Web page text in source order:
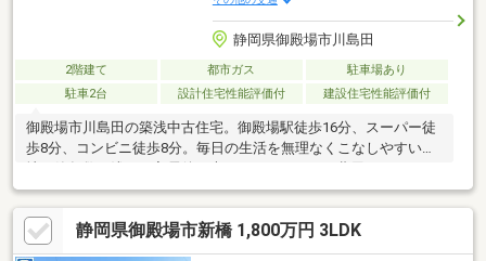
静岡県御殿場市川島田
2階建て 都市ガス
駐車場あり
駐車2台
設計住宅性能評価付 建設住宅性能評価付
御殿場市川島田の築浅中古住宅。御殿場駅徒歩16分、スーパー徒
歩8分、コンビニ徒歩8分。毎日の生活を無理なくこなしやすい立
くい点も魅力。「新築にはこだわらない。でも、古すぎる家は不
安。」そんな方にもおすすめしやすい住まいです。共働き世帯
や、仕事と生活のバランスを重視したいご夫婦にもぜひご覧いた
だきたい一邸。専門業者によるクリーニングと一部クロスの張替
静岡県御殿場市新橋 1,800万円 3LDK